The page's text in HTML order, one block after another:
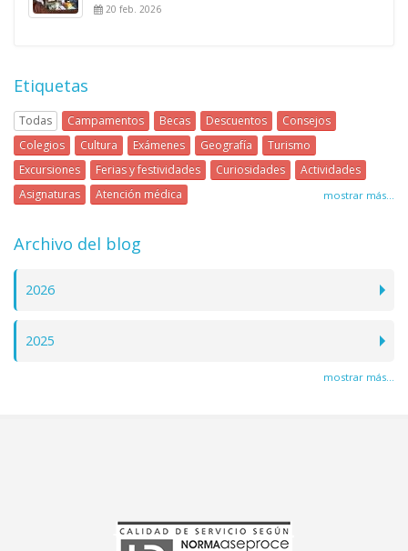
20 feb. 2026
Etiquetas
Todas Campamentos Becas Descuentos
Consejos
Colegios
Cultura Exámenes Geografía
Turismo
Excursiones
Ferias y festividades Curiosidades
Actividades
Asignaturas
Atención médica mostrar más...
Archivo del blog
2026
2025
mostrar más...